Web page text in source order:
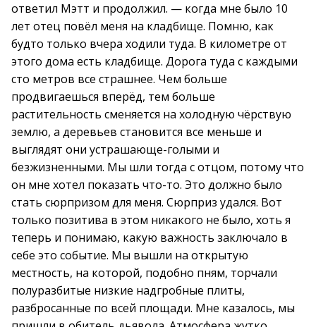
ответил Мэтт и продолжил. — когда мне было 10
лет отец повёл меня на кладбище. Помню, как
будто только вчера ходили туда. В километре от
этого дома есть кладбище. Дорога туда с каждыми
сто метров все страшнее. Чем больше
продвигаешься вперёд, тем больше
растительность сменяется на холодную чёрствую
землю, а деревьев становится все меньше и
выглядят они устрашающе-голыми и
безжизненными. Мы шли тогда с отцом, потому что
он мне хотел показать что-то. Это должно было
стать сюрпризом для меня. Сюрприз удался. Вот
только позитива в этом никакого не было, хоть я
теперь и понимаю, какую важность заключало в
себе это событие. Мы вышли на открытую
местность, на которой, подобно пням, торчали
полуразбитые низкие надгробные плиты,
разбросанные по всей площади. Мне казалось, мы